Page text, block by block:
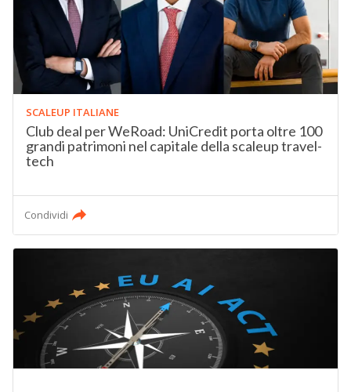
SCALEUP ITALIANE
Club deal per WeRoad: UniCredit porta oltre 100
grandi patrimoni nel capitale della scaleup travel-
tech
Condividi